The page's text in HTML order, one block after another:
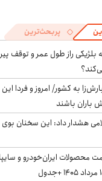
پربحث‌ترین
۱۵ ساله بلژیکی راز طول عمر و توقف
به کشور/ امروز و فردا این
باران باشند
هشدار داد: این سخنان بوی
محصولات ایران‌خودرو و